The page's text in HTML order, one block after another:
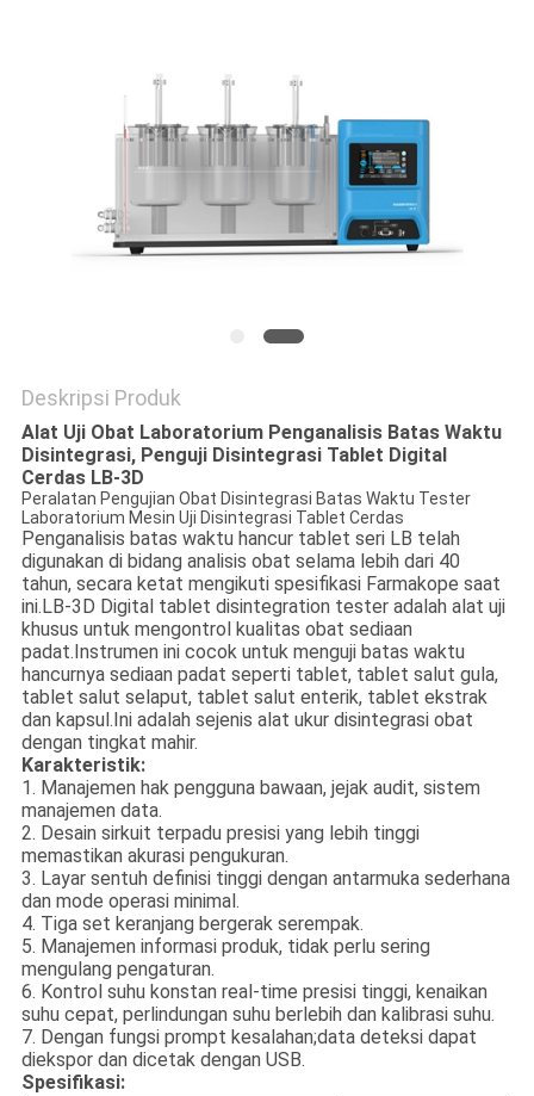
Deskripsi Produk
Alat Uji Obat Laboratorium Penganalisis Batas Waktu
Disintegrasi, Penguji Disintegrasi Tablet Digital
Cerdas LB-3D
Peralatan Pengujian Obat Disintegrasi Batas Waktu Tester
Laboratorium Mesin Uji Disintegrasi Tablet Cerdas
Penganalisis batas waktu hancur tablet seri LB telah
digunakan di bidang analisis obat selama lebih dari 40
tahun, secara ketat mengikuti spesifikasi Farmakope saat
ini. LB-3D Digital tablet disintegration tester adalah alat uji
khusus untuk mengontrol kualitas obat sediaan
padat.Instrumen ini cocok untuk menguji batas waktu
hancurnya sediaan padat seperti tablet, tablet salut gula,
tablet salut selaput, tablet salut enterik, tablet ekstrak
dan kapsul.Ini adalah sejenis alat ukur disintegrasi obat
dengan tingkat mahir.
Karakteristik:
1. Manajemen hak pengguna bawaan, jejak audit, sistem
manajemen data.
2. Desain sirkuit terpadu presisi yang lebih tinggi
memastikan akurasi pengukuran.
3. Layar sentuh definisi tinggi dengan antarmuka sederhana
dan mode operasi minimal.
4. Tiga set keranjang bergerak serempak.
5. Manajemen informasi produk, tidak perlu sering
mengulang pengaturan.
6. Kontrol suhu konstan real-time presisi tinggi, kenaikan
suhu cepat, perlindungan suhu berlebih dan kalibrasi suhu.
7. Dengan fungsi prompt kesalahan;data deteksi dapat
diekspor dan dicetak dengan USB.
Spesifikasi: